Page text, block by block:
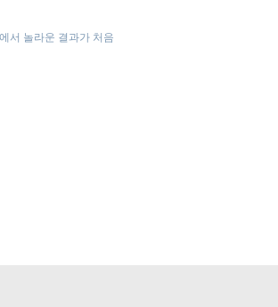
서 놀라운 결과가 처음